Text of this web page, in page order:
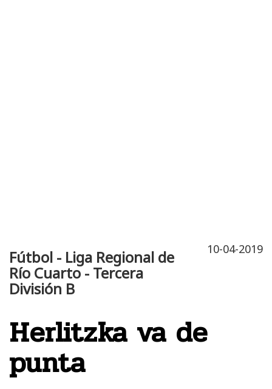
Fútbol - Liga Regional de
Río Cuarto - Tercera
División B
10-04-2019
Herlitzka va de
punta